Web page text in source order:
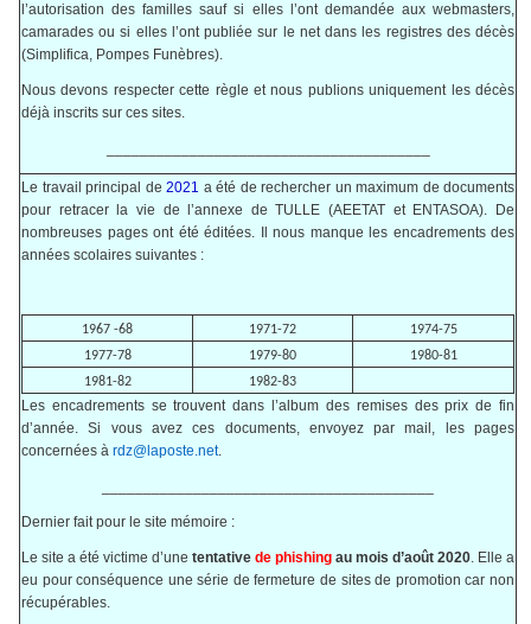
l’autorisation des familles sauf si elles l’ont demandée aux webmasters,
camarades ou si elles l’ont publiée sur le net dans les registres des décès
(Simplifica, Pompes Funèbres).
Nous devons respecter cette règle et nous publions uniquement les décès
déjà inscrits sur ces sites.
Le travail principal de 2021 a été de rechercher un maximum de documents
pour retracer la vie de l’annexe de TULLE (AEETAT et ENTASOA). De
nombreuses pages ont été éditées. Il nous manque les encadrements des
années scolaires suivantes :
1967 -68 1971-72
1974-75
1977-78
1979-80
1980-81
1981-82
1982-83
Les encadrements se trouvent dans l’album des remises des prix de fin
d’année. Si vous avez ces documents, envoyez par mail, les pages
concernées à rdz@laposte.net.
Dernier fait pour le site mémoire :
Le site a été victime d’une tentative de phishing au mois d’août 2020. Elle a
eu pour conséquence une série de fermeture de sites de promotion car non
récupérables.